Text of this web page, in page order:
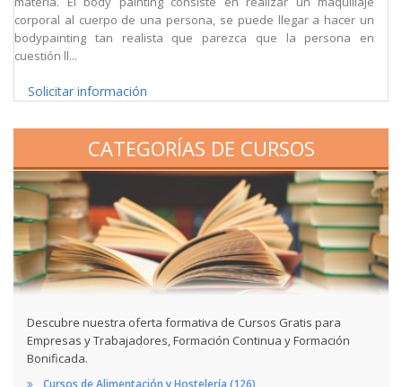
corporal al cuerpo de una persona, se puede llegar a hacer un
bodypainting tan realista que parezca que la persona en
cuestión ll...
Solicitar información
CATEGORÍAS DE CURSOS
Descubre nuestra oferta formativa de Cursos Gratis para
Empresas y Trabajadores, Formación Continua y Formación
Bonificada.
Cursos de Alimentación y Hostelería (126)